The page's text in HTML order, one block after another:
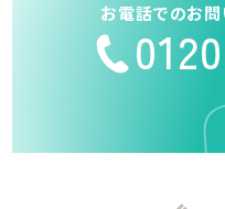
お電話でのお